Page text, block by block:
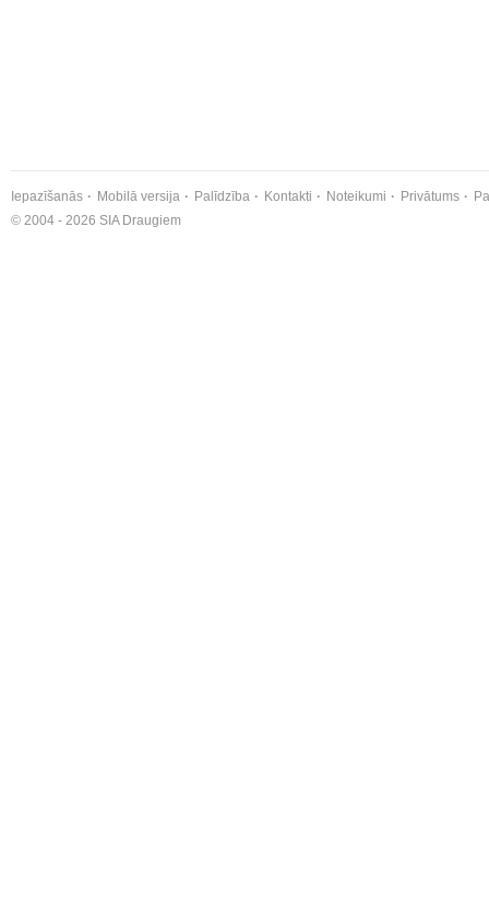
Iepazīšanās Mobilā versija Palīdzība Kontakti Noteikumi Privātums
© 2004 - 2026 SIA Draugiem